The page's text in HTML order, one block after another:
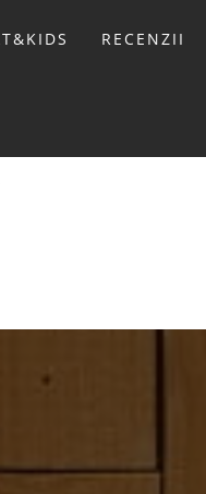
RECENZII